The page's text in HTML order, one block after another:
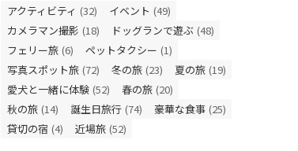
アクティビティ (32) イベント (49)
カメラマン撮影 (18) ドッグランで遊ぶ (48)
フェリー旅 (6) ペットタクシー (1)
写真スポット旅 (72) 冬の旅 (23) 夏の旅 (19)
愛犬と一緒に体験 (52) 春の旅 (20)
秋の旅 (14) 誕生日旅行 (74) 豪華な食事 (25)
貸切の宿 (4) 近場旅 (52)